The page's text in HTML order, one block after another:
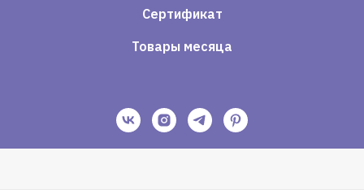
Сертификат
Товары месяца